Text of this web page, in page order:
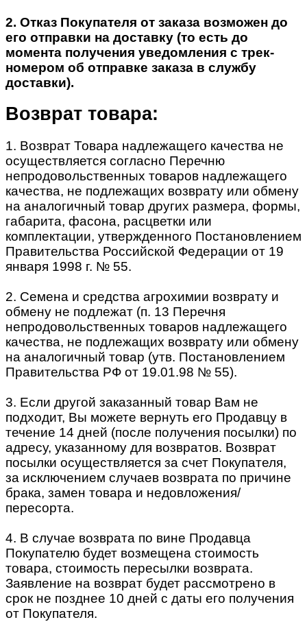
2. Отказ Покупателя от заказа возможен до
его отправки на доставку (то есть до
момента получения уведомления с трек-
номером об отправке заказа в службу
доставки).
Возврат товара:
1. Возврат Товара надлежащего качества не
осуществляется согласно Перечню
непродовольственных товаров надлежащего
качества, не подлежащих возврату или обмену
на аналогичный товар других размера, формы,
габарита, фасона, расцветки или
комплектации, утвержденного Постановлением
Правительства Российской Федерации от 19
января 1998 г. № 55.
2. Семена и средства агрохимии возврату и
обмену не подлежат (п. 13 Перечня
непродовольственных товаров надлежащего
качества, не подлежащих возврату или обмену
на аналогичный товар (утв. Постановлением
Правительства РФ от 19.01.98 № 55).
3. Если другой заказанный товар Вам не
подходит, Вы можете вернуть его Продавцу в
течение 14 дней (после получения посылки) по
адресу, указанному для возвратов. Возврат
посылки осуществляется за счет Покупателя,
за исключением случаев возврата по причине
брака, замен товара и недовложения/
пересорта.
4. В случае возврата по вине Продавца
Покупателю будет возмещена стоимость
товара, стоимость пересылки возврата.
Заявление на возврат будет рассмотрено в
срок не позднее 10 дней с даты его получения
от Покупателя.